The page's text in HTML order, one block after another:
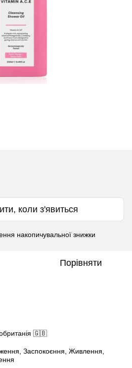
коли з'явиться
накопичувальної знижки
Порівняти
🇬🇧
Заспокоєння, Живлення,